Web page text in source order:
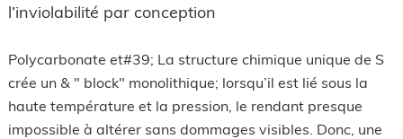
l’inviolabilité par conception
Polycarbonate et#39; La structure chimique unique de S
crée un & " block" monolithique; lorsqu’il est lié sous la
haute température et la pression, le rendant presque
impossible à altérer sans dommages visibles. Donc, une